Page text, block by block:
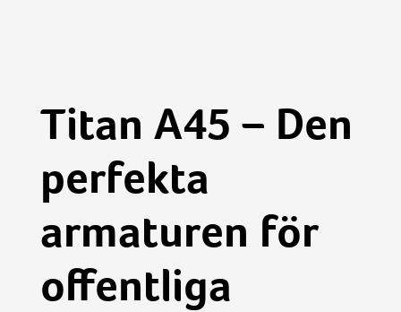
Titan A45 – Den
perfekta
armaturen för
offentliga